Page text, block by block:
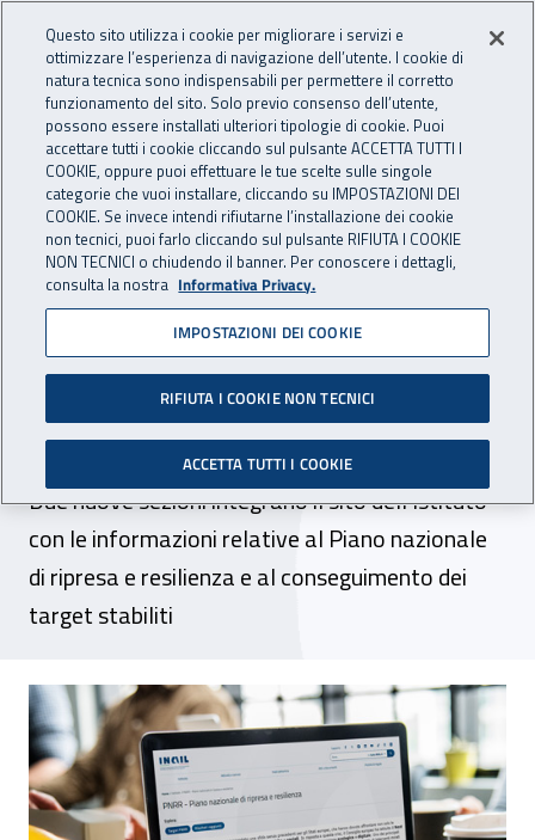
INAIL - Istituto Nazionale
Apri cerca
Navigazione principale
Navigazione - Ti trovi in:
Home Inail comunica News
11 giugno 2025
Digitalizzazione, sul portale
Inail i risultati raggiunti
nell’ambito del Pnrr
Due nuove sezioni integrano il sito dell’Istituto
con le informazioni relative al Piano nazionale
di ripresa e resilienza e al conseguimento dei
target stabiliti
Digitalizzazione, sul portale Inail i
Questo sito utilizza i cookie per migliorare i servizi e
ottimizzare l’esperienza di navigazione dell’utente. I cookie di
natura tecnica sono indispensabili per permettere il corretto
funzionamento del sito. Solo previo consenso dell’utente,
possono essere installati ulteriori tipologie di cookie. Puoi
accettare tutti i cookie cliccando sul pulsante ACCETTA TUTTI I
COOKIE, oppure puoi effettuare le tue scelte sulle singole
categorie che vuoi installare, cliccando su IMPOSTAZIONI DEI
COOKIE. Se invece intendi rifiutarne l’installazione dei cookie
non tecnici, puoi farlo cliccando sul pulsante RIFIUTA I COOKIE
NON TECNICI o chiudendo il banner. Per conoscere i dettagli,
consulta la nostra Informativa Privacy.
IMPOSTAZIONI DEI COOKIE
RIFIUTA I COOKIE NON TECNICI
ACCETTA TUTTI I COOKIE